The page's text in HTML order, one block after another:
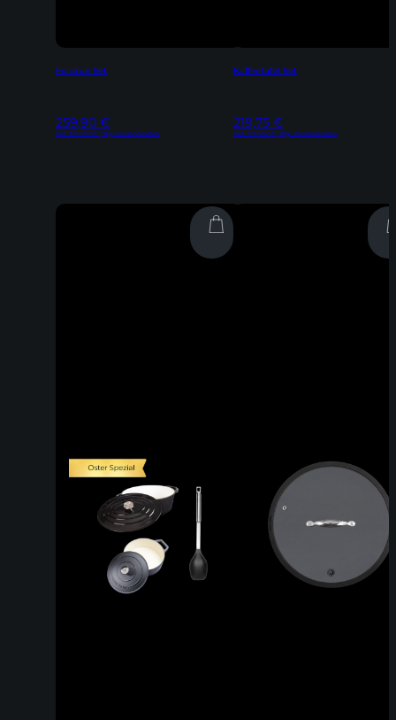
Fondue Set
259,90 €
Inkl. 19% MwSt | zzgl. Versandkosten
Kaffeetafel Set
219,75 €
Inkl. 19% MwSt | zzgl. Versandkosten